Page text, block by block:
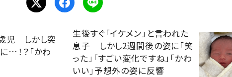
児 しかし突
…！？「かわ
生後すぐ「イケメン」と言われた
息子 しかし2週間後の姿に「笑
った」「すごい変化ですね」「かわ
いい」予想外の姿に反響